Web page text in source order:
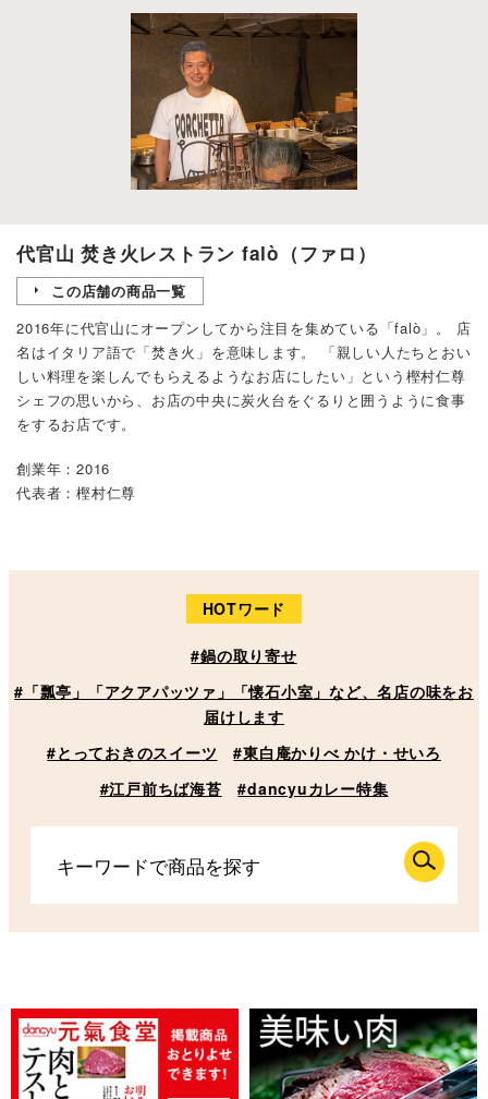
代官山 焚き火レストラン falò（ファロ）
この店舗の商品一覧
2016年に代官山にオープンしてから注目を集めている「falò」。 店
名はイタリア語で「焚き火」を意味します。 「親しい人たちとおい
しい料理を楽しんでもらえるようなお店にしたい」という樫村仁尊
シェフの思いから、お店の中央に炭火台をぐるりと囲うように食事
をするお店です。
創業年：2016
代表者：樫村仁尊
HOTワード
#鍋の取り寄せ
#「瓢亭」「アクアパッツァ」「懐石小室」など、名店の味をお
届けします
#とっておきのスイーツ
#東白庵かりべ かけ・せいろ
#江戸前ちば海苔
#dancyuカレー特集